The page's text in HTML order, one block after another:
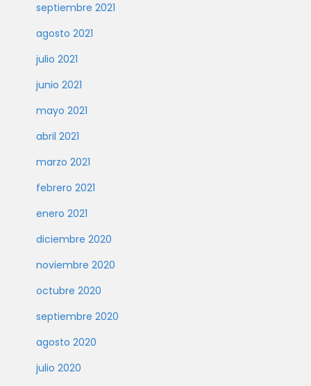
septiembre 2021
agosto 2021
julio 2021
junio 2021
mayo 2021
abril 2021
marzo 2021
febrero 2021
enero 2021
diciembre 2020
noviembre 2020
octubre 2020
septiembre 2020
agosto 2020
julio 2020